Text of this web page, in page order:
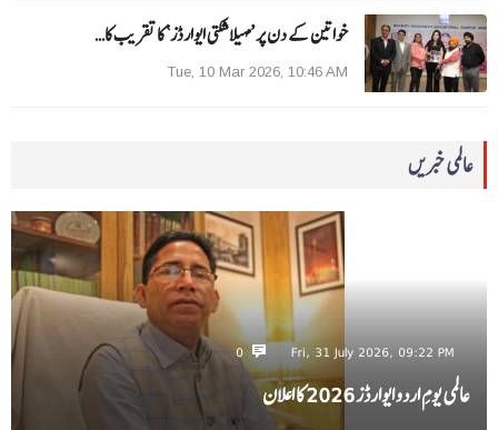
خواتین کے دن پر ’مہیلا شکتی ایوارڈز‘ کا تقریب کا…
Tue, 10 Mar 2026, 10:46 AM
عالمی خبریں
Fri, 31 July 2026, 09:22 PM
0
عالمی یومِ اردو ایوارڈز 2026 کا اعلان